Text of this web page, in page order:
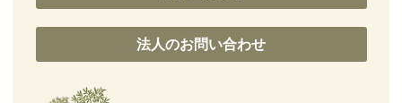
法人のお問い合わせ